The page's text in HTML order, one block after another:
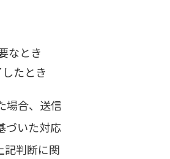
なとき
たとき
場合、送信
づいた対応
記判断に関